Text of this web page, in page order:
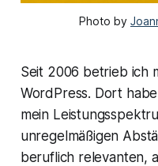
Photo by
Seit 2006 betrieb ich
WordPress. Dort
mein
unregelmäßigen
beruflich relevanten,